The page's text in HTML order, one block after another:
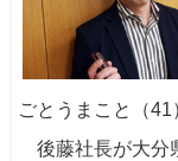
ごとうまこと（41
後藤社長が大分